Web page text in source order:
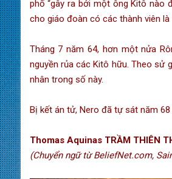
phố “gây ra bởi một ông Kitô nào
cho giáo đoàn có các thành viên là
Tháng 7 năm 64, hơn một nửa
nguyền rủa các Kitô hữu. Theo sử
nhân trong số này.
Bị kết án tử, Nero đã tự sát năm 68
Thomas Aquinas TRẦM THIÊN
(Chuyển ngữ từ BeliefNet.com,